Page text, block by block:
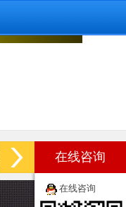
在线咨询
在线咨询